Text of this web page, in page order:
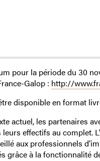
pour la période du 30
Galop : http://
disponible en format
actuel, les partenaires
leurs effectifs au
aux professionnels
grâce à la fonctionnalité